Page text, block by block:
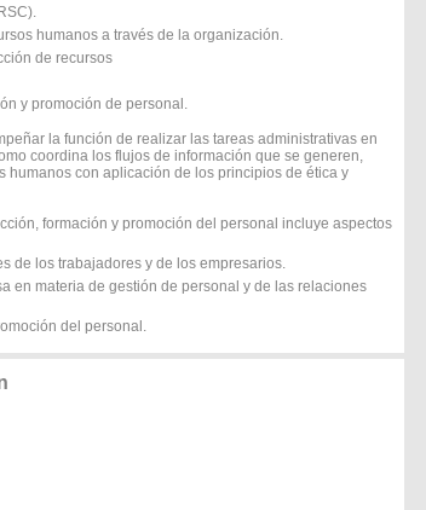
humanos a través de la organización.
de recursos
y promoción de personal.
la función de realizar las tareas administrativas en
coordina los flujos de información que se generen,
con aplicación de los principios de ética y
formación y promoción del personal incluye aspectos
de los trabajadores y de los empresarios.
en materia de gestión de personal y de las relaciones
del personal.